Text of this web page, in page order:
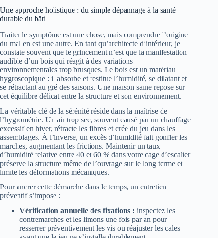
Une approche holistique : du simple dépannage à la santé
durable du bâti
Traiter le symptôme est une chose, mais comprendre l’origine
du mal en est une autre. En tant qu’architecte d’intérieur, je
constate souvent que le grincement n’est que la manifestation
audible d’un bois qui réagit à des variations
environnementales trop brusques. Le bois est un matériau
hygroscopique : il absorbe et restitue l’humidité, se dilatant et
se rétractant au gré des saisons. Une maison saine repose sur
cet équilibre délicat entre la structure et son environnement.
La véritable clé de la sérénité réside dans la maîtrise de
l’hygrométrie. Un air trop sec, souvent causé par un chauffage
excessif en hiver, rétracte les fibres et crée du jeu dans les
assemblages. À l’inverse, un excès d’humidité fait gonfler les
marches, augmentant les frictions. Maintenir un taux
d’humidité relative entre 40 et 60 % dans votre cage d’escalier
préserve la structure même de l’ouvrage sur le long terme et
limite les déformations mécaniques.
Pour ancrer cette démarche dans le temps, un entretien
préventif s’impose :
Vérification annuelle des fixations : inspectez les
contremarches et les limons une fois par an pour
resserrer préventivement les vis ou réajuster les cales